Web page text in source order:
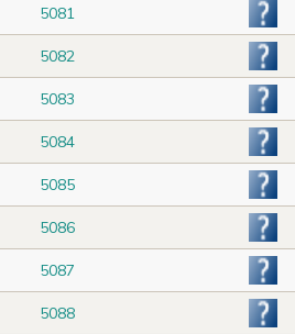
5081
5082
5083
5084
5085
5086
5087
5088